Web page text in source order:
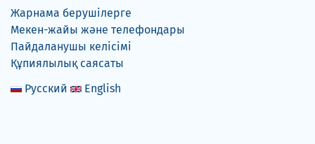
Жарнама берушілерге
Мекен-жайы және телефондары
Пайдаланушы келісімі
Құпиялылық саясаты
Русский
English